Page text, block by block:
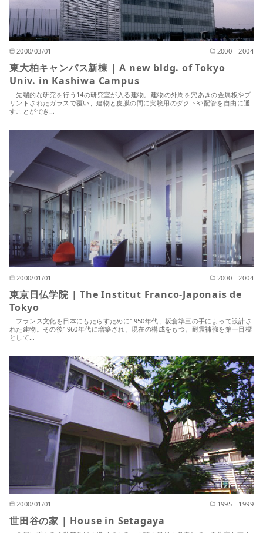
2000/03/01 2000 - 2004
東大柏キャンパス新棟 | A new bldg. of Tokyo
Univ. in Kashiwa Campus
先端的な研究を行う14の研究室が入る建物。建物の外周を穴あきの金属板やプ
リントされたガラスで覆い、建物と皮膜の間に実験用のダクトや配管を自由に通
すことができ…
2000/01/01 2000 - 2004
東京日仏学院 | The Institut Franco-Japonais de
Tokyo
フランス文化を日本にもたらすために1950年代、坂倉準三の手によって設計さ
れた建物。その後1960年代に増築され、現在の構成をもつ。耐震補強を第一目標
として…
2000/01/01 1995 - 1999
世田谷の家 | House in Setagaya